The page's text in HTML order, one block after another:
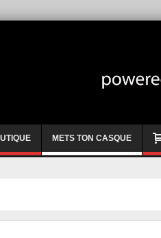
METS TON CASQUE